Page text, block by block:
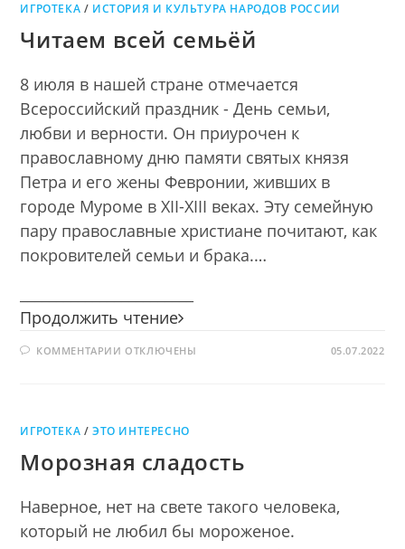
ИГРОТЕКА / ИСТОРИЯ И КУЛЬТУРА НАРОДОВ РОССИИ
Читаем всей семьёй
8 июля в нашей стране отмечается
Всероссийский праздник - День семьи,
любви и верности. Он приурочен к
православному дню памяти святых князя
Петра и его жены Февронии, живших в
городе Муроме в XII-XIII веках. Эту семейную
пару православные христиане почитают, как
покровителей семьи и брака.…
Продолжить чтение Читаем
семьёй
КОММЕНТАРИИ К
ОТКЛЮЧЕНЫ 05.07.2022
ИГРОТЕКА /ЭТО ИНТЕРЕСНО
Морозная сладость
Наверное, нет на свете такого человека,
который не любил бы мороженое.